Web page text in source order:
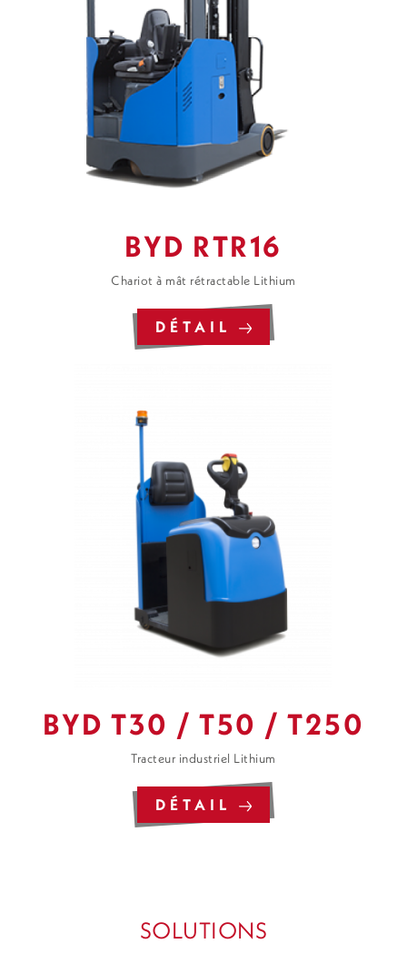
BYD RTR16
Chariot à mât rétractable Lithium
DÉTAIL
BYD T30 / T50 / T250
Tracteur industriel Lithium
DÉTAIL
SOLUTIONS